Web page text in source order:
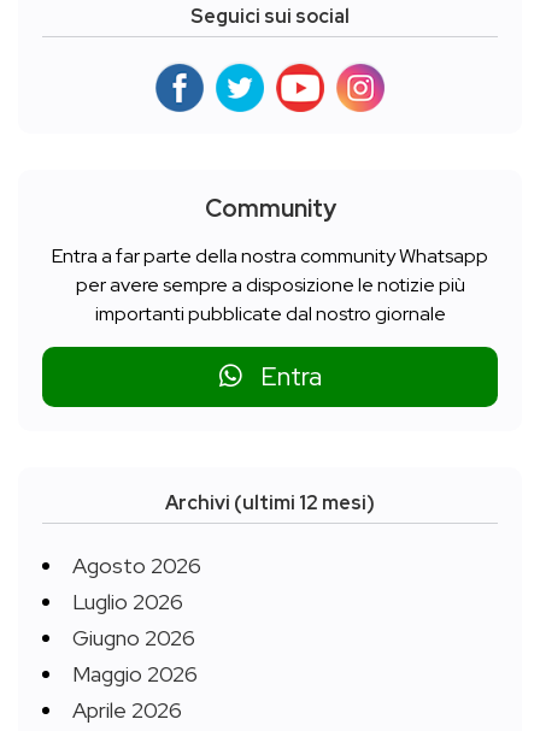
Seguici sui social
Community
Entra a far parte della nostra community Whatsapp
per avere sempre a disposizione le notizie più
importanti pubblicate dal nostro giornale
Entra
Archivi (ultimi 12 mesi)
Agosto 2026
Luglio 2026
Giugno 2026
Maggio 2026
Aprile 2026